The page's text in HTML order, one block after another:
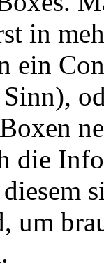
in
ein
die
um